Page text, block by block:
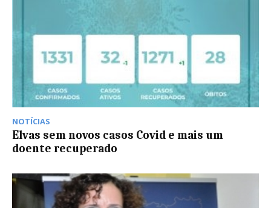
NOTÍCIAS
Elvas sem novos casos Covid e mais um
doente recuperado